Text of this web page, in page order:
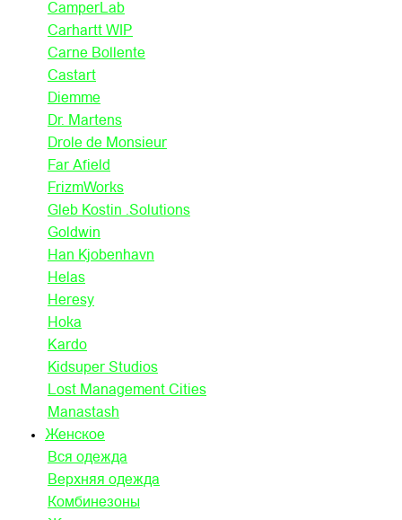
CamperLab
Carhartt WIP
Carne Bollente
Castart
Diemme
Dr. Martens
Drole de Monsieur
Far Afield
FrizmWorks
Gleb Kostin .Solutions
Goldwin
Han Kjobenhavn
Helas
Heresy
Hoka
Kardo
Kidsuper Studios
Lost Management Cities
Manastash
Женское
Вся одежда
Верхняя одежда
Комбинезоны